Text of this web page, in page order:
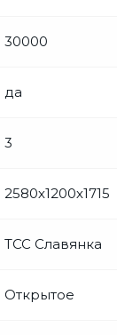
30000
да
3
2580х1200х1715
ТСС Славянка
Открытое